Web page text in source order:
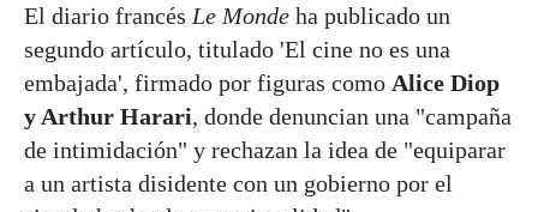
El diario francés Le Monde ha publicado un
segundo artículo, titulado 'El cine no es una
embajada', firmado por figuras como Alice Diop
y Arthur Harari, donde denuncian una "campaña
de intimidación" y rechazan la idea de "equiparar
a un artista disidente con un gobierno por el